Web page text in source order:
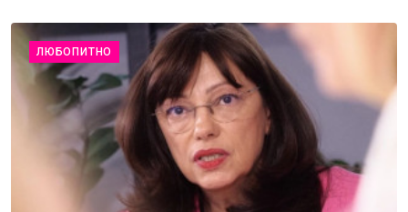
ЛЮБОПИТНО